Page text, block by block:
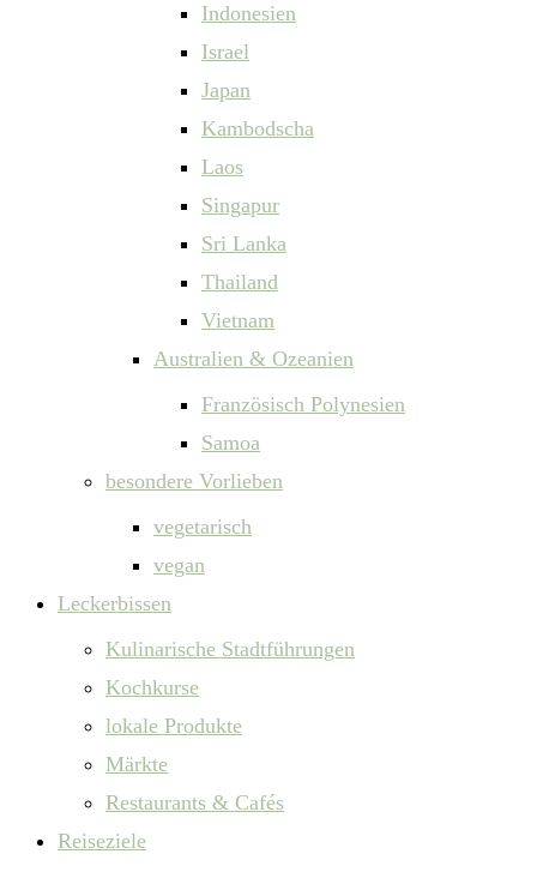
Indonesien
Israel
Japan
Kambodscha
Laos
Singapur
Sri Lanka
Thailand
Vietnam
Australien & Ozeanien
Französisch Polynesien
Samoa
besondere Vorlieben
vegetarisch
vegan
Leckerbissen
Kulinarische Stadtführungen
Kochkurse
lokale Produkte
Märkte
Restaurants & Cafés
Reiseziele